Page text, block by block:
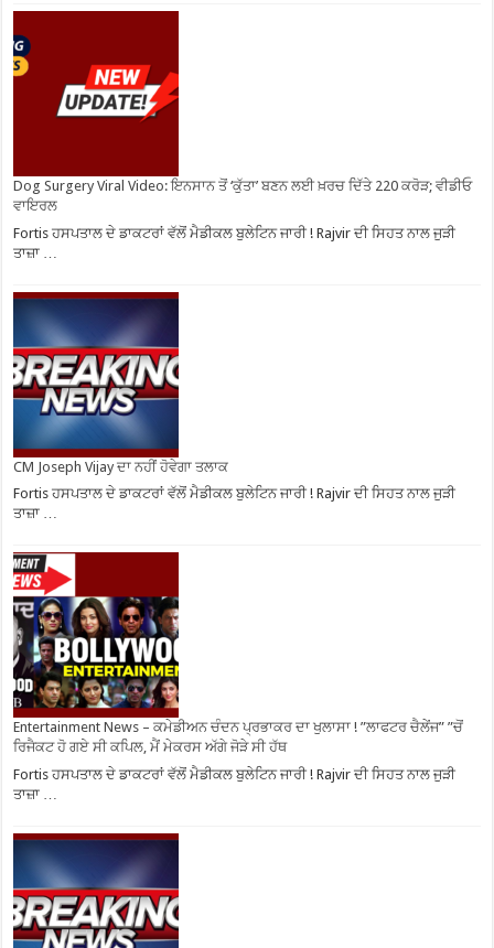
Dog Surgery Viral Video: ਇਨਸਾਨ ਤੋਂ ‘ਕੁੱਤਾ’ ਬਣਨ ਲਈ ਖ਼ਰਚ ਦਿੱਤੇ 220 ਕਰੋੜ; ਵੀਡੀਓ
ਵਾਇਰਲ
Fortis ਹਸਪਤਾਲ ਦੇ ਡਾਕਟਰਾਂ ਵੱਲੋਂ ਮੈਡੀਕਲ ਬੁਲੇਟਿਨ ਜਾਰੀ ! Rajvir ਦੀ ਸਿਹਤ ਨਾਲ ਜੁੜੀ
ਤਾਜ਼ਾ …
CM Joseph Vijay ਦਾ ਨਹੀਂ ਹੋਵੇਗਾ ਤਲਾਕ
Fortis ਹਸਪਤਾਲ ਦੇ ਡਾਕਟਰਾਂ ਵੱਲੋਂ ਮੈਡੀਕਲ ਬੁਲੇਟਿਨ ਜਾਰੀ ! Rajvir ਦੀ ਸਿਹਤ ਨਾਲ ਜੁੜੀ
ਤਾਜ਼ਾ …
Entertainment News – ਕਮੇਡੀਅਨ ਚੰਦਨ ਪ੍ਰਭਾਕਰ ਦਾ ਖੁਲਾਸਾ ! ”ਲਾਫਟਰ ਚੈਲੇਂਜ” ”ਚੋਂ
ਰਿਜੈਕਟ ਹੋ ਗਏ ਸੀ ਕਪਿਲ, ਮੈਂ ਮੇਕਰਸ ਅੱਗੇ ਜੋੜੇ ਸੀ ਹੱਥ
Fortis ਹਸਪਤਾਲ ਦੇ ਡਾਕਟਰਾਂ ਵੱਲੋਂ ਮੈਡੀਕਲ ਬੁਲੇਟਿਨ ਜਾਰੀ ! Rajvir ਦੀ ਸਿਹਤ ਨਾਲ ਜੁੜੀ
ਤਾਜ਼ਾ …